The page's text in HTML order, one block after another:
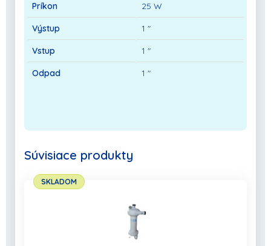
Príkon 25 W
Výstup 1 "
Vstup 1 "
Odpad 1 "
Súvisiace produkty
SKLADOM